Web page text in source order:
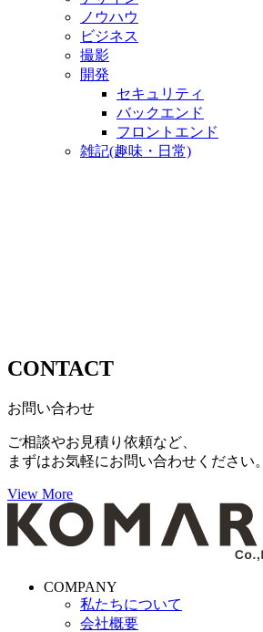
ノウハウ
ビジネス
撮影
開発
セキュリティ
バックエンド
フロントエンド
雑記(趣味・日常)
CONTACT
お問い合わせ
ご相談やお見積り依頼など、
まずはお気軽にお問い合わせください。
View More
COMPANY
私たちについて
会社概要